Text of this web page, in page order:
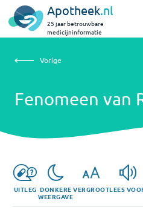
Apotheek.nl
25 jaar betrouwbare
medicijninformatie
Fenomeen van Raynaud
Vorige
Fenomeen van
UITLEG DONKERE
WEERGAVE
VERGROOTLEES